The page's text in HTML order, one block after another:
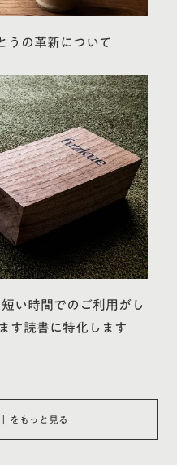
うの革新について
い時間でのご利用がし
す読書に特化します
」をもっと見る